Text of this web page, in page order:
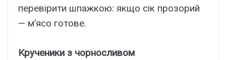
перевірити шпажкою: якщо сік прозорий
— м’ясо готове.
Крученики з чорносливом